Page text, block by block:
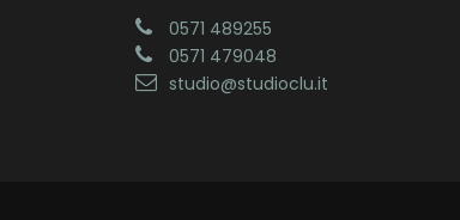
0571 489255
0571 479048
studio@studioclu.it